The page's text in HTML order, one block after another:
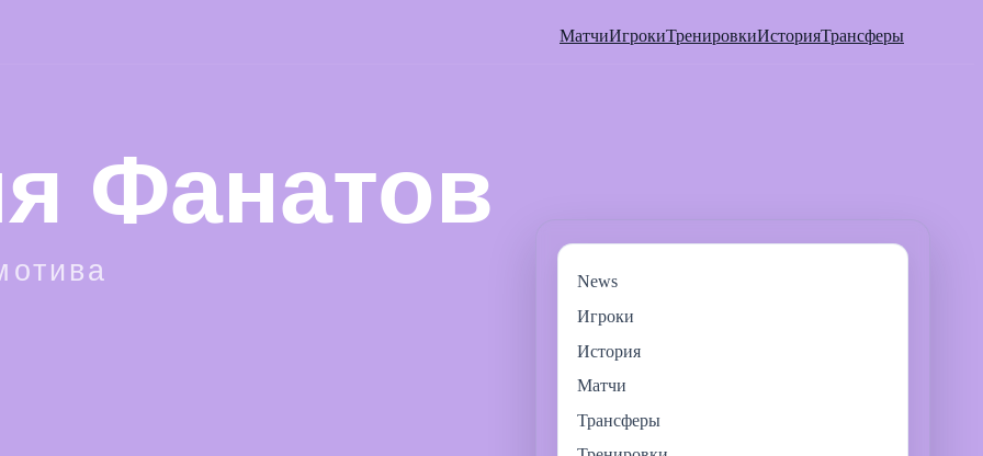
МатчиИгрокиТренировкиИсторияТрансферы
News
Игроки
История
Матчи
Трансферы